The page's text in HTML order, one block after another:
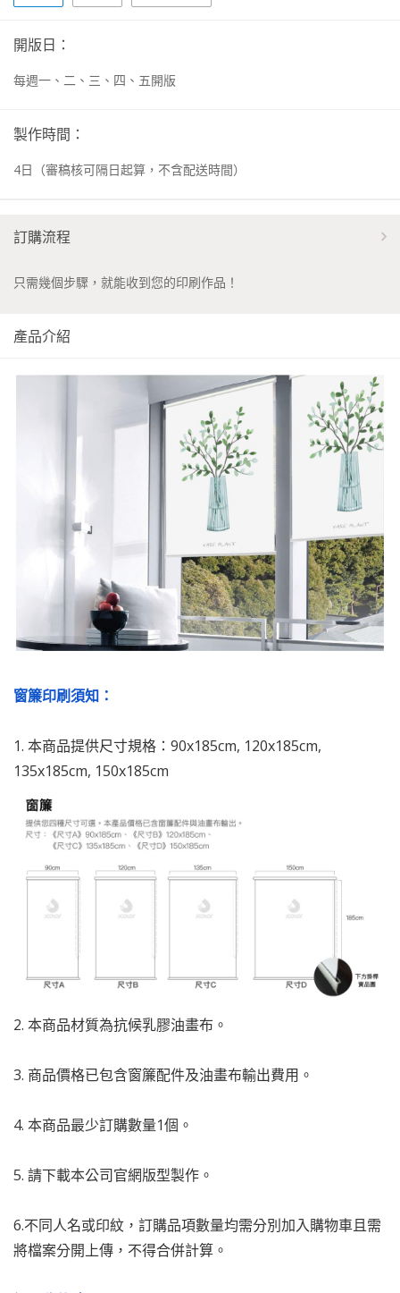
開版日：
每週一、二、三、四、五開版
製作時間：
4日 （審稿核可隔日起算，不含配送時間）
訂購流程
只需幾個步驟，就能收到您的印刷作品！
產品介紹
窗簾印刷須知：
1. 本商品提供尺寸規格：90x185cm, 120x185cm,
135x185cm, 150x185cm
2. 本商品材質為抗候乳膠油畫布。
3. 商品價格已包含窗簾配件及油畫布輸出費用。
4. 本商品最少訂購數量1個。
5. 請下載本公司官網版型製作。
6.不同人名或印紋，訂購品項數量均需分別加入購物車且需
將檔案分開上傳，不得合併計算。